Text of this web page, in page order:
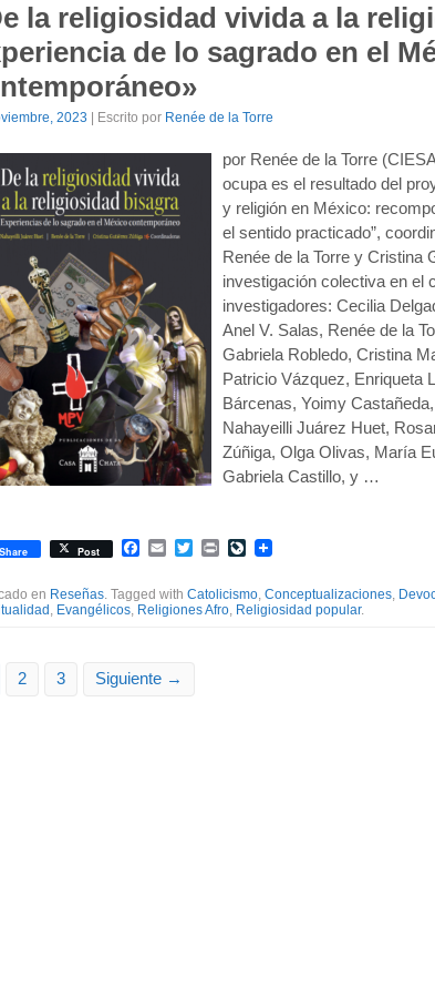
la religiosidad vivida a la
de lo sagrado en el
2023 | Escrito por Renée de la Torre
por Renée de la Torre
ocupa es el resultado del
y religión en México:
el sentido practicado”,
Renée de la Torre y Cristina
investigación colectiva en el
investigadores: Cecilia
Anel V. Salas, Renée de la
Gabriela Robledo, Cristina
Patricio Vázquez, Enriqueta
Bárcenas, Yoimy
Nahayeilli Juárez Huet,
Zúñiga, Olga Olivas, María
Gabriela Castillo, y …
Share Post Facebook
EmailTwitterPrintLiveJournal
en Reseñas. Tagged with Catolicismo, Conceptualizaciones,
, Evangélicos, Religiones Afro, Religiosidad popular.
2 3 Siguiente →